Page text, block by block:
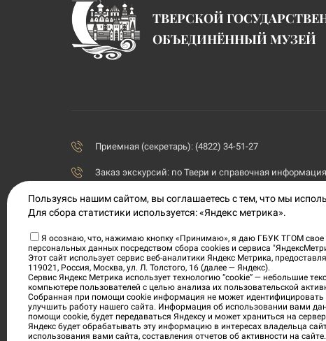
ТВЕРСКОЙ
ОБЪЕДИНЁННЫЙ МУЗЕЙ
Приемная (секретарь): (4822) 34-51-27
Заказ экскурсий: по Твери и справочная
priemnaya@tvermuzeum.ru
Политика конфиденциальности
Согласие на обработку персональных данных
Условия приобретения электронных билетов
Пользуясь нашим сайтом, вы соглашаетесь с тем, что мы
Для сбора статистики используется: «Яндекс метрика».
Я осознаю, что, нажимаю кнопку «Принимаю», я даю ГБУК ТГОМ свое
персональных данных посредством сбора cookies и сервиса
Этот сайт использует сервис веб-аналитики Яндекс Метрика,
119021, Россия, Москва, ул. Л. Толстого, 16 (далее — Яндекс).
Сервис Яндекс Метрика использует технологию “cookie” — небольшие
компьютере пользователей с целью анализа их пользовательской
Собранная при помощи cookie информация не может
улучшить работу нашего сайта. Информация об использовании вами
помощи cookie, будет передаваться Яндексу и может храниться на
Яндекс будет обрабатывать эту информацию в интересах владельца
использования вами сайта, составления отчетов об активности на